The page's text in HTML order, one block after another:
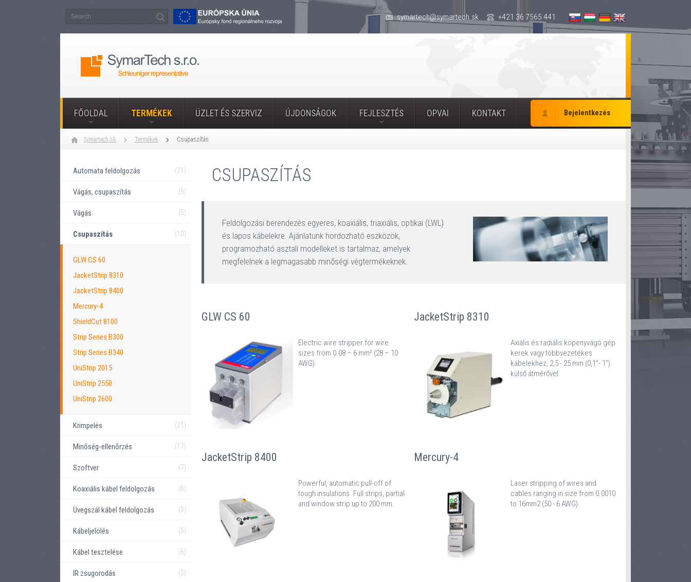
symartech@symartech.sk +421 36 7565 441
Bejelentkezés
FŐOLDAL TERMÉKEK ÜZLET ÉS SZERVIZ ÚJDONSÁGOK FEJLESZTÉS OPVAI KONTAKT
Symartech.sk Termékek Csupaszítás
Automata feldolgozás (21)
Vágás, csupaszítás (5)
Vágás (5)
Csupaszítás (10)
GLW CS 60
JacketStrip 8310
JacketStrip 8400
Mercury-4
ShieldCut 8100
Strip Series B300
Strip Series B340
UniStrip 2015
UniStrip 2550
UniStrip 2600
Krimpelés (21)
Minőség-ellenőrzés (17)
Szoftver (7)
Koaxiális kábel feldolgozás (6)
Üvegszál kábel feldolgozás (3)
Kábeljelölés (5)
Kábel tesztelése (6)
IR zsugorodás (2)
CSUPASZÍTÁS
Feldolgozási berendezés egyeres, koaxiális, triaxiális, optikai (LWL)
és lapos kábelekre. Ajánlatunk hordozható eszközök,
programozható asztali modelleket is tartalmaz, amelyek
megfelelnek a legmagasabb minőségi végtermékeknek.
GLW CS 60
Electric wire stripper for wire
sizes from 0.08 – 6 mm² (28 – 10
AWG).
JacketStrip 8310
Axiális és radiális köpenyvágó gép
kerek vagy többvezetékes
kábelekhez, 2,5 - 25 mm (0,1"- 1'')
külső átmérővel.
JacketStrip 8400
Powerful, automatic pull-off of
tough insulations. Full strips, partial
and window strip up to 200 mm.
Mercury-4
Laser stripping of wires and
cables ranging in size from 0.0010
to 16mm2 (50 - 6 AWG).